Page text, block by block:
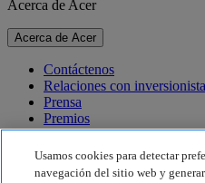
Acerca de Acer
Acerca de Acer
Contáctenos
Relaciones con
Prensa
Premios
Eventos
Sostenibilidad
Usamos cookies para detectar
navegación del sitio web y